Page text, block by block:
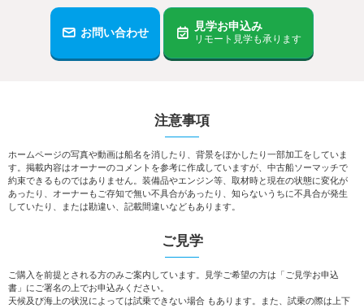
お問い合わせ 見学お申込み
リモート見学も承ります
注意事項
ホームページの写真や動画は船名を消したり、背景をぼかしたり一部加工をしていま
す。掲載内容はオーナーのコメントを参考に作成していますが、中古船ソーマッチで
約束できるものではありません。装備品やエンジン等、取材時と現在の状態に変化が
あったり、オーナーもご存知で無い不具合があったり、知らないうちに不具合が発生
していたり、または勘違い、記載間違いなどもあります。
ご見学
ご購入を前提とされる方のみご案内しています。見学ご希望の方は「ご見学お申込
書」にご署名の上でお申込みください。
天候及び海上の状況によっては試乗できない場合 もあります。また、試乗の際は上下